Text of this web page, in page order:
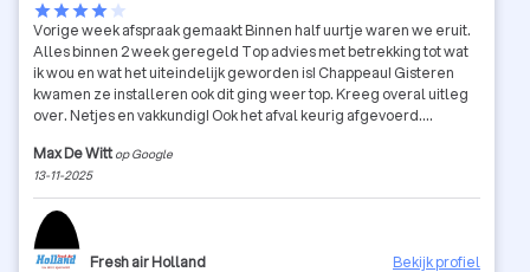
starstarstarstarstar
Vorige week afspraak gemaakt Binnen half uurtje waren we eruit.
Alles binnen 2 week geregeld Top advies met betrekking tot wat
ik wou en wat het uiteindelijk geworden is! Chappeau! Gisteren
kwamen ze installeren ook dit ging weer top. Kreeg overal uitleg
over. Netjes en vakkundig! Ook het afval keurig afgevoerd.
voor dit. Max
Max De Witt op Google
13-11-2025
Fresh air Holland Bekijk profiel